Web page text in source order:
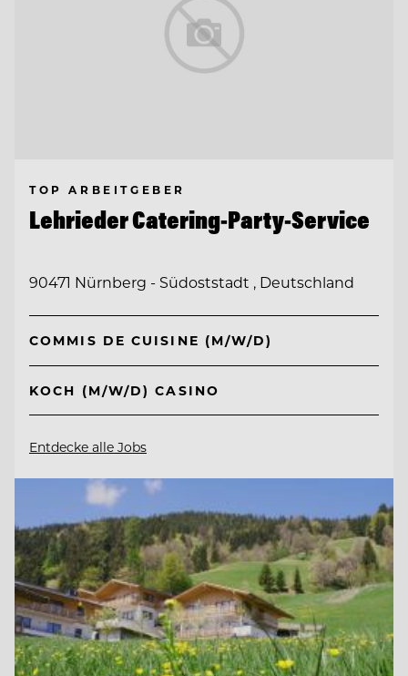
TOP ARBEITGEBER
Lehrieder Catering-Party-Service
90471 Nürnberg - Südoststadt , Deutschland
COMMIS DE CUISINE (M/W/D)
KOCH (M/W/D) CASINO
Entdecke alle Jobs